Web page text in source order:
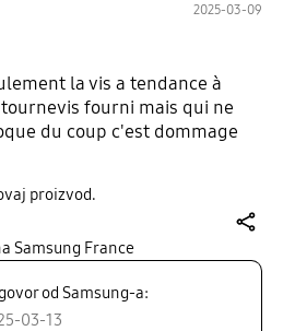
2025-03-09
la vis a tendance à
fourni mais qui ne
du coup c'est dommage
proizvod.
Samsung France
od Samsung-a:
03-13